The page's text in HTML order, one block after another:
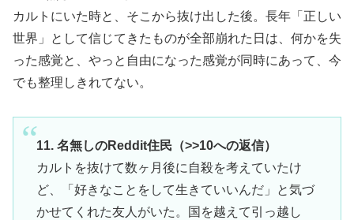
カルトにいた時と、そこから抜け出した後。長年「正しい
世界」として信じてきたものが全部崩れた日は、何かを失
った感覚と、やっと自由になった感覚が同時にあって、今
でも整理しきれてない。
11. 名無しのReddit住民（>>10への返信）
カルトを抜けて数ヶ月後に自殺を考えていたけ
ど、「好きなことをして生きていいんだ」と気づ
かせてくれた友人がいた。国を越えて引っ越し